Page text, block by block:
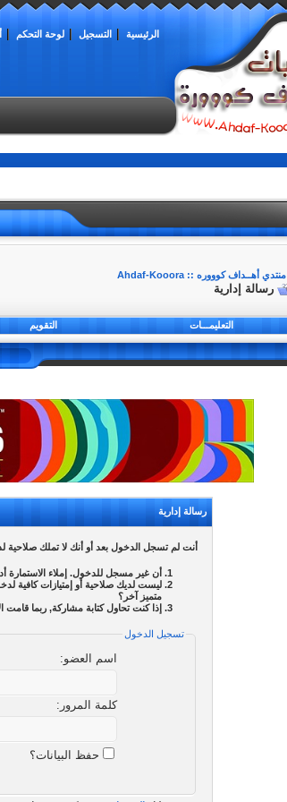
الرئيسية التسجيل لوحة التحكم
منتدي أهــداف كوووره :: Ahdaf-Kooora
رسالة إدارية
التعليمـــات التقويم
رسالة إدارية
أنت لم تسجل الدخول بعد أو أنك لا تملك صلاحية
أن غير مسجل للدخول. إملاء
ليست لديك صلاحية أو إمتيازات كافية
متميز آخر؟
إذا كنت تحاول كتابة مشاركة, ربما
تسجيل الدخول
اسم العضو:
كلمة المرور:
حفظ البيانات؟